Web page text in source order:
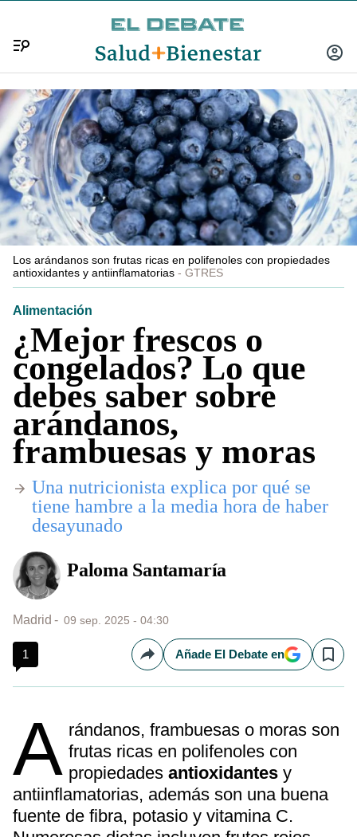
INICIAR
Los arándanos son frutas ricas en polifenoles con propiedades
antioxidantes y antiinflamatorias
GTRES
Alimentación
¿Mejor frescos o
congelados? Lo que
debes saber sobre
arándanos,
frambuesas y moras
Una nutricionista explica por qué se
tiene hambre a la media hora de haber
desayunado
Paloma Santamaría
Madrid 09 sep. 2025 - 04:30
1 CompartirAñade El Debate en Save
A rándanos, frambuesas o moras son
frutas ricas en polifenoles con
propiedades antioxidantes y
antiinflamatorias, además son una buena
fuente de fibra, potasio y vitamina C.